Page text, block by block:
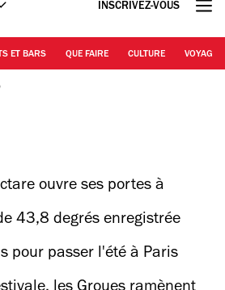
INSCRIVEZ-VOUS
ET BARS QUE FAIRE CULTURE VOYAGE
ouvre ses portes à
43,8 degrés enregistrée
pour passer l'été à Paris